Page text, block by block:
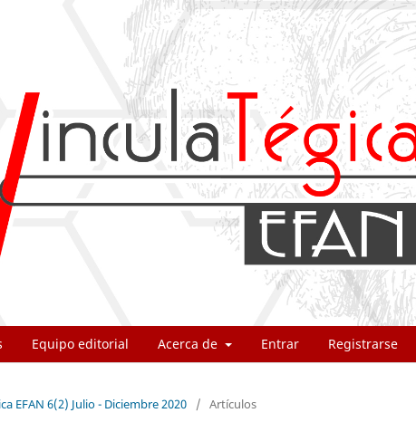
Equipo editorial Acerca de Entrar Registrarse
EFAN 6(2) Julio - Diciembre 2020 / Artículos